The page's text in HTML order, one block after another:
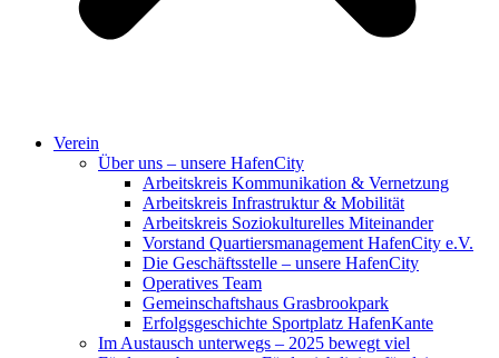
Verein
Über uns – unsere HafenCity
Arbeitskreis Kommunikation & Vernetzung
Arbeitskreis Infrastruktur & Mobilität
Arbeitskreis Soziokulturelles Miteinander
Vorstand Quartiersmanagement HafenCity e.V.
Die Geschäftsstelle – unsere HafenCity
Operatives Team
Gemeinschaftshaus Grasbrookpark
Erfolgsgeschichte Sportplatz HafenKante
Im Austausch unterwegs – 2025 bewegt viel